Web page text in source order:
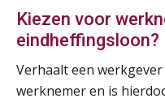
Kiezen voor
eindheffingsloon?
Verhaalt een
werknemer en is
03
SEP
07